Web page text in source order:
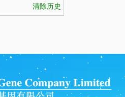
清除历史